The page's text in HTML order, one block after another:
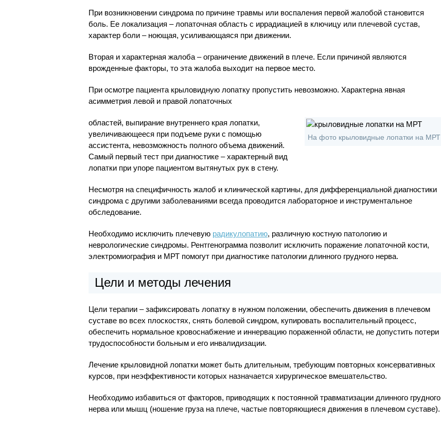
При возникновении синдрома по причине травмы или воспаления первой жалобой становится
боль. Ее локализация – лопаточная область с иррадиацией в ключицу или плечевой сустав,
характер боли – ноющая, усиливающаяся при движении.
Вторая и характерная жалоба – ограничение движений в плече. Если причиной являются
врожденные факторы, то эта жалоба выходит на первое место.
При осмотре пациента крыловидную лопатку пропустить невозможно. Характерна явная
асимметрия левой и правой лопаточных
На фото крыловидные лопатки на МРТ
областей, выпирание внутреннего края лопатки,
увеличивающееся при подъеме руки с помощью
ассистента, невозможность полного объема движений.
Самый первый тест при диагностике – характерный вид
лопатки при упоре пациентом вытянутых рук в стену.
Несмотря на специфичность жалоб и клинической картины, для дифференциальной диагностики
синдрома с другими заболеваниями всегда проводится лабораторное и инструментальное
обследование.
Необходимо исключить плечевую радикулопатию, различную костную патологию и
неврологические синдромы. Рентгенограмма позволит исключить поражение лопаточной кости,
электромиография и МРТ помогут при диагностике патологии длинного грудного нерва.
Цели и методы лечения
Цели терапии – зафиксировать лопатку в нужном положении, обеспечить движения в плечевом
суставе во всех плоскостях, снять болевой синдром, купировать воспалительный процесс,
обеспечить нормальное кровоснабжение и иннервацию пораженной области, не допустить потери
трудоспособности больным и его инвалидизации.
Лечение крыловидной лопатки может быть длительным, требующим повторных консервативных
курсов, при неэффективности которых назначается хирургическое вмешательство.
Необходимо избавиться от факторов, приводящих к постоянной травматизации длинного грудного
нерва или мышц (ношение груза на плече, частые повторяющиеся движения в плечевом суставе).